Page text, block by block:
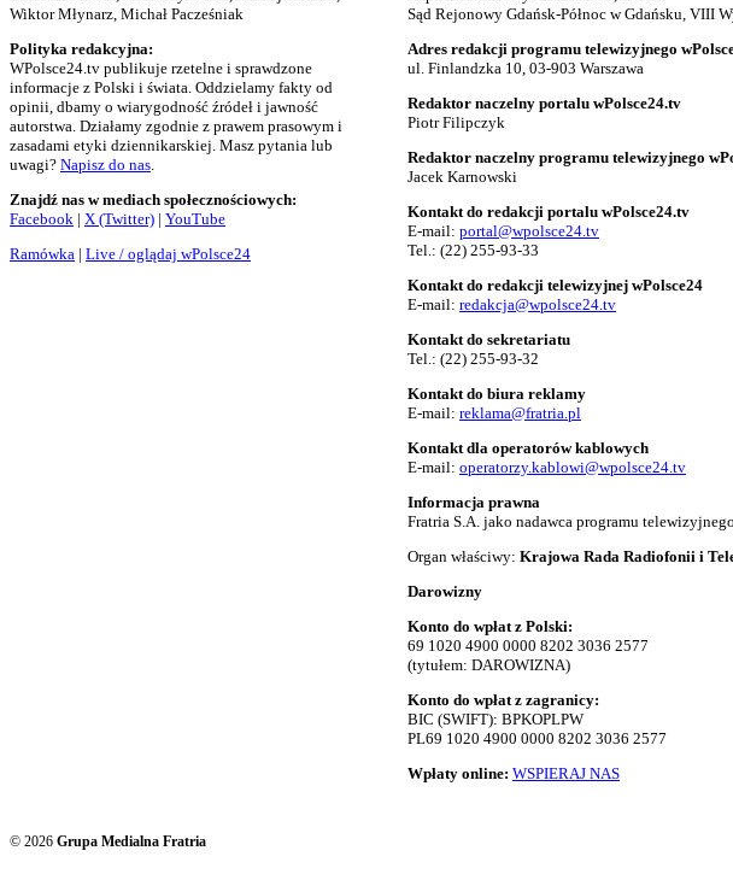
Wiktor Młynarz, Michał Pacześniak
Polityka redakcyjna:
WPolsce24.tv publikuje rzetelne i sprawdzone
informacje z Polski i świata. Oddzielamy fakty od
opinii, dbamy o wiarygodność źródeł i jawność
autorstwa. Działamy zgodnie z prawem prasowym i
zasadami etyki dziennikarskiej. Masz pytania lub
uwagi? Napisz do nas
Znajdź nas w mediach społecznościowych:
Facebook | X (Twitter) | YouTube
Ramówka | Live / oglądaj wPolsce24
Sąd Rejonowy Gdańsk-Północ w Gdańsku, VIII
Adres redakcji programu telewizyjnego
ul. Finlandzka 10, 03-903 Warszawa
Redaktor naczelny portalu wPolsce24.tv
Piotr Filipczyk
Redaktor naczelny programu telewizyjnego
Jacek Karnowski
Kontakt do redakcji portalu wPolsce24.tv
E-mail: portal@wpolsce24.tv
Tel.: (22) 255-93-33
Kontakt do redakcji telewizyjnej wPolsce24
E-mail: redakcja@wpolsce24.tv
Kontakt do sekretariatu
Tel.: (22) 255-93-32
Kontakt do biura reklamy
E-mail: reklama@fratria.pl
Kontakt dla operatorów kablowych
E-mail: operatorzy.kablowi@wpolsce24.tv
Informacja prawna
Fratria S.A. jako nadawca programu
Organ właściwy: Krajowa Rada Radiofonii i
Darowizny
Konto do wpłat z Polski:
69 1020 4900 0000 8202 3036 2577
(tytułem: DAROWIZNA)
Konto do wpłat z zagranicy:
BIC (SWIFT): BPKOPLPW
PL69 1020 4900 0000 8202 3036 2577
Wpłaty online: WSPIERAJ NAS
© 2026 Grupa Medialna Fratria